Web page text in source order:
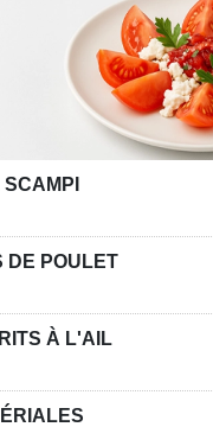
DE POULET
À L'AIL